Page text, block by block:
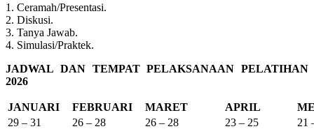
1. Ceramah/Presentasi.
2. Diskusi.
3. Tanya Jawab.
4. Simulasi/Praktek.
JADWAL DAN TEMPAT PELAKSANAAN PELATIHAN
2026
JANUARI FEBRUARI MARET APRIL
29 – 31
26 – 28 26 – 28 23 – 25 21